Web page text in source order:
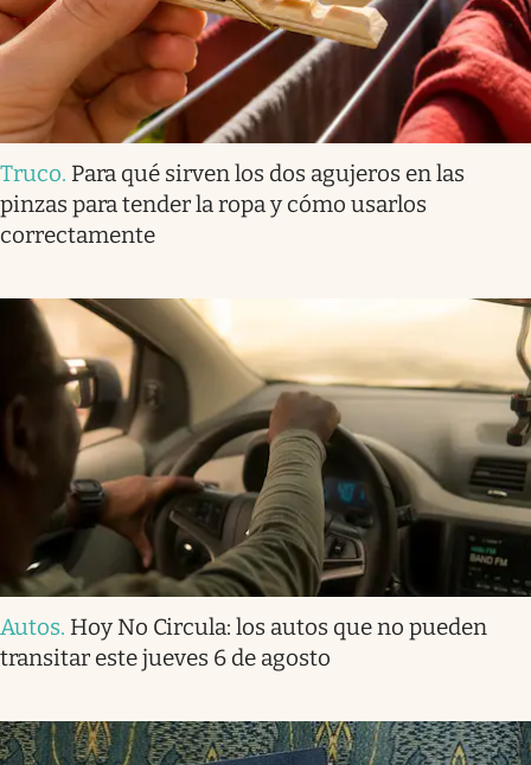
Truco. Para qué sirven los dos agujeros en las
pinzas para tender la ropa y cómo usarlos
correctamente
Autos. Hoy No Circula: los autos que no pueden
transitar este jueves 6 de agosto